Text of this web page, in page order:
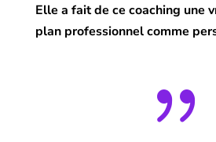
Elle a fait de ce coaching une
plan professionnel comme
{